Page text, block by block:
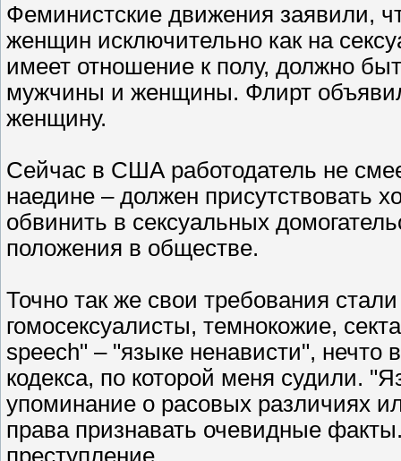
Феминистские движения заявили,
женщин исключительно как на
имеет отношение к полу, должно
мужчины и женщины. Флирт
женщину.
Сейчас в США работодатель не
наедине – должен присутствовать
обвинить в сексуальных
положения в обществе.
Точно так же свои требования
гомосексуалисты, темнокожие,
speech" – "языке ненависти", нечто
кодекса, по которой меня судили.
упоминание о расовых различиях
права признавать очевидные
преступление.